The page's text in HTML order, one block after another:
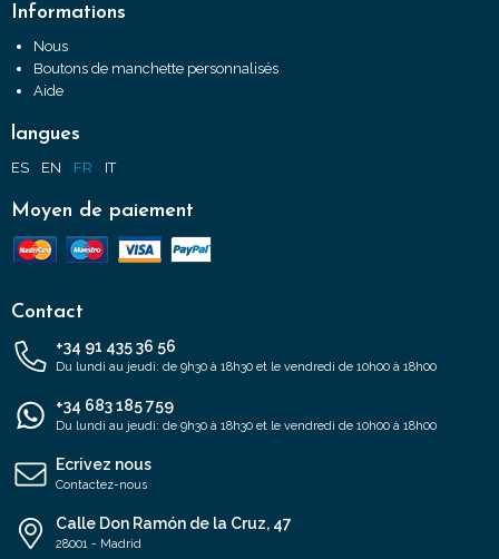
Informations
Nous
Boutons de manchette personnalisés
Aide
langues
ES EN FR IT
Moyen de paiement
Contact
+34 91 435 36 56
Du lundi au jeudi: de 9h30 à 18h30 et le vendredi de 10h00 à 18h00
+34 683 185 759
Du lundi au jeudi: de 9h30 à 18h30 et le vendredi de 10h00 à 18h00
Ecrivez nous
Contactez-nous
Calle Don Ramón de la Cruz, 47
28001 - Madrid